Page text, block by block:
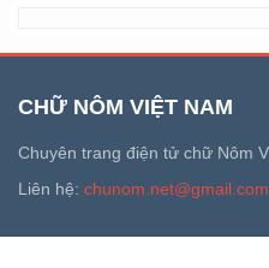
CHỮ NÔM VIỆT NAM
Chuyên trang điện tử chữ Nôm
Liên hệ: chunom.net@gmail.com